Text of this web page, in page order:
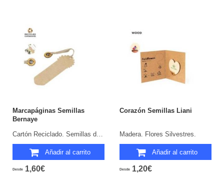
Marcapáginas Semillas
Bernaye
Cartón Reciclado. Semillas de Girasol Incluidas.
Añadir al carrito
Desde 1,60€
Corazón Semillas Liani
Madera. Flores Silvestres.
Añadir al carrito
Desde 1,20€